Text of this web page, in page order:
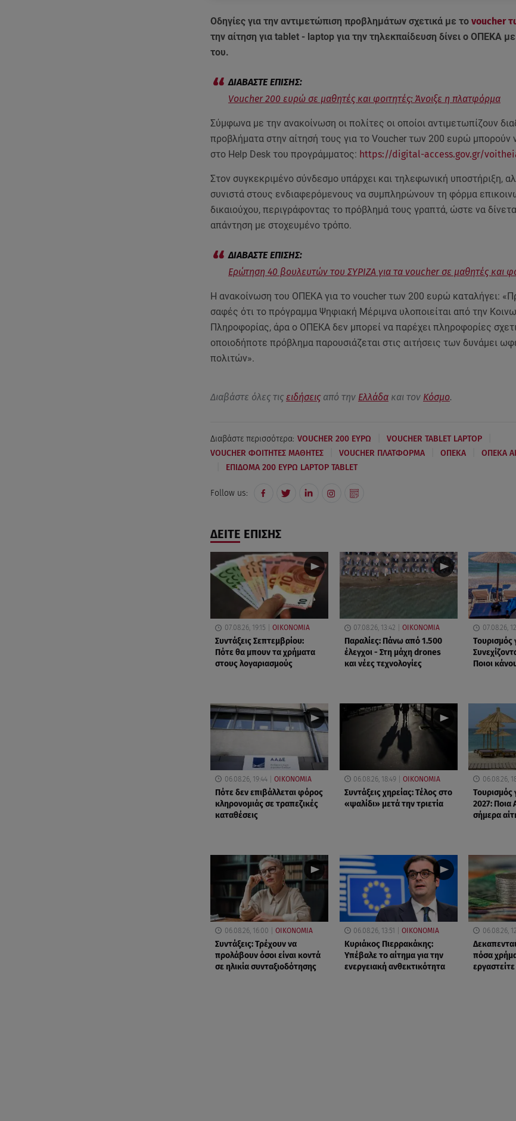
Οδηγίες για την αντιμετώπιση προβλημάτων σχετικά με το voucher
την αίτηση για tablet - laptop για την τηλεκπαίδευση δίνει ο ΟΠΕΚΑ
του.
Voucher 200 ευρώ σε μαθητές και φοιτητές: Άνοιξε η πλατφόρμα
Σύμφωνα με την ανακοίνωση οι πολίτες οι οποίοι αντιμετωπίζουν
προβλήματα στην αίτησή τους για το Voucher των 200 ευρώ μπορούν
στo Help Desk του προγράμματος: https://digital-access.gov.gr/
Στον συγκεκριμένο σύνδεσμο υπάρχει και τηλεφωνική υποστήριξη,
συνιστά στους ενδιαφερόμενους να συμπληρώνουν τη φόρμα
δικαιούχου, περιγράφοντας το πρόβλημά τους γραπτά, ώστε να
απάντηση με στοχευμένο τρόπο.
Ερώτηση 40 βουλευτών του ΣΥΡΙΖΑ για τα voucher σε μαθητές και
Η ανακοίνωση του ΟΠΕΚΑ για το voucher των 200 ευρώ καταλήγει:
σαφές ότι το πρόγραμμα Ψηφιακή Μέριμνα υλοποιείται από την
Πληροφορίας, άρα ο ΟΠΕΚΑ δεν μπορεί να παρέχει πληροφορίες
οποιοδήποτε πρόβλημα παρουσιάζεται στις αιτήσεις των δυνάμει
πολιτών».
Διαβάστε όλες τις ειδήσειςαπό την Ελλάδακαι τον Κόσμο.
Διαβάστε περισσότερα: VOUCHER 200 ΕΥΡΩ VOUCHER TABLET LAPTOP
VOUCHER ΦΟΙΤΗΤΕΣ ΜΑΘΗΤΕΣ VOUCHER ΠΛΑΤΦΟΡΜΑ ΟΠΕΚΑ ΟΠΕΚΑ
ΕΠΙΔΟΜΑ 200 ΕΥΡΩ LAPTOP TABLET
Follow us:
ΔΕΙΤΕ ΕΠΙΣΗΣ
07.08.26, 19:15 ΟΙΚΟΝΟΜΙΑ
Συντάξεις Σεπτεμβρίου:
Πότε θα μπουν τα χρήματα
στους λογαριασμούς
07.08.26, 13:42 ΟΙΚΟΝΟΜΙΑ
Παραλίες: Πάνω από 1.500
έλεγχοι - Στη μάχη drones
και νέες τεχνολογίες
07.08.26,
Τουρισμός
Ποιοι
06.08.26, 19:44 ΟΙΚΟΝΟΜΙΑ
Πότε δεν επιβάλλεται φόρος
κληρονομιάς σε τραπεζικές
καταθέσεις
06.08.26, 18:49 ΟΙΚΟΝΟΜΙΑ
Συντάξεις χηρείας: Τέλος στο
«ψαλίδι» μετά την τριετία
06.08.26,
Τουρισμός
2027:
σήμερα
06.08.26, 16:00 ΟΙΚΟΝΟΜΙΑ
Συντάξεις: Τρέχουν να
προλάβουν όσοι είναι κοντά
σε ηλικία συνταξιοδότησης
06.08.26, 13:51 ΟΙΚΟΝΟΜΙΑ
Κυριάκος Πιερρακάκης:
Υπέβαλε το αίτημα για την
ενεργειακή ανθεκτικότητα
06.08.26,
πόσα